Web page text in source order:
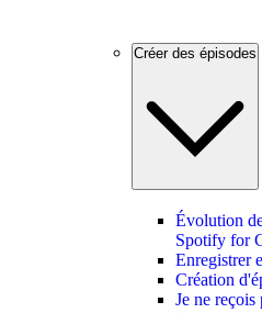
Créer des épisodes
Évolution
Spotify for
Enregistrer
Création
Je ne